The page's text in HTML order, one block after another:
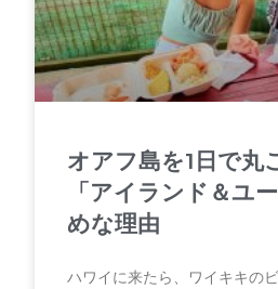
オアフ島を1日で丸
「アイランド＆ユ
めな理由
ハワイに来たら、ワイキキの